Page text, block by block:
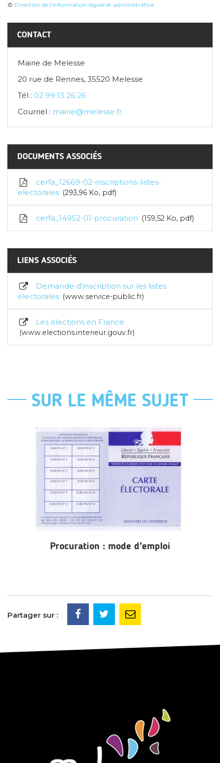
© Direction de l'information légale et administrative
CONTACT
Mairie de Melesse
20 rue de Rennes, 35520 Melesse
Tél : 02 99 13 26 26
Courriel : mairie@melesse.fr
DOCUMENTS ASSOCIÉS
cerfa_12669-02-inscriptions-listes-
electorales
293,96 Ko, pdf
cerfa_14952-01-procuration 159,52 Ko, pdf
LIENS ASSOCIÉS
Demande d'inscription sur les listes
électorales
www.service-public.fr
Les élections en France
www.elections.interieur.gouv.fr
SUR LE MÊME SUJET
Procuration : mode d’emploi
Partager sur :